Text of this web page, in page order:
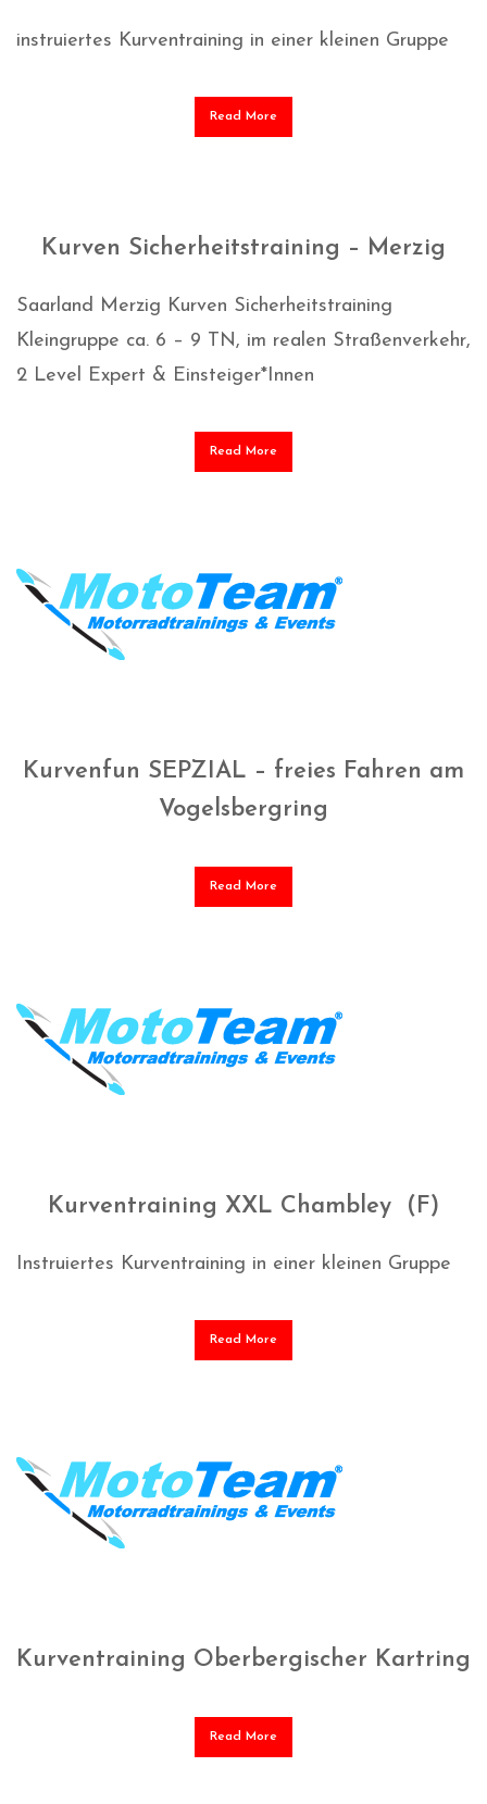
instruiertes Kurventraining in einer kleinen Gruppe
Read More
Kurven Sicherheitstraining – Merzig
Saarland Merzig Kurven Sicherheitstraining
Kleingruppe ca. 6 – 9 TN, im realen Straßenverkehr,
2 Level Expert & Einsteiger*Innen
Read More
Kurvenfun SEPZIAL – freies Fahren am
Vogelsbergring
Read More
Kurventraining XXL Chambley (F)
Instruiertes Kurventraining in einer kleinen Gruppe
Read More
Kurventraining Oberbergischer Kartring
Read More